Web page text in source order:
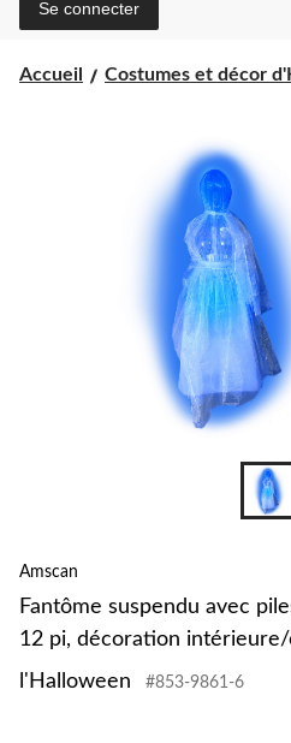
Se connecter
Accueil Costumes et décor
Amscan
Fantôme suspendu avec
12 pi, décoration
l'Halloween
#853-9861-6